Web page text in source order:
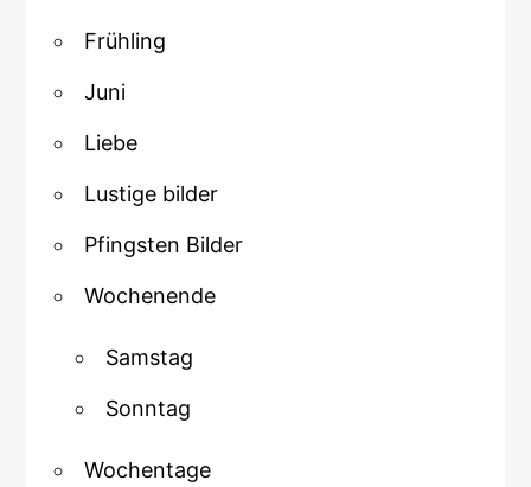
Frühling
Juni
Liebe
Lustige bilder
Pfingsten Bilder
Wochenende
Samstag
Sonntag
Wochentage